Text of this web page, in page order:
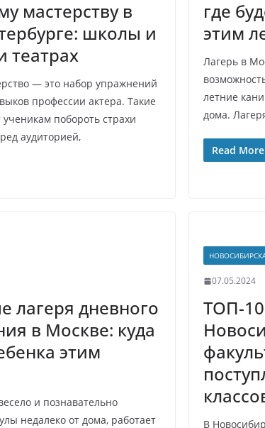
мастерству в
школы и
театрах
— это набор упражнений
профессии актера. Такие
побороть страхи
аудиторией,
где
этим
Лагерь в
летние
дома.
Read More
лагеря дневного
в Москве: куда
этим
и познавательно
недалеко от дома, работает
07.05.2024
ТОП-
В